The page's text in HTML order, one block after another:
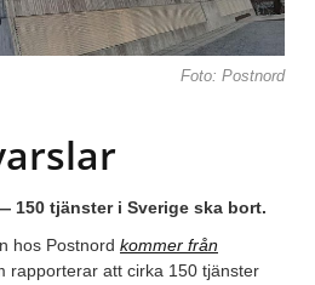
Foto: Postnord
150 tjänster i Sverige ska bort.
hos Postnord kommer från
rapporterar att cirka 150 tjänster